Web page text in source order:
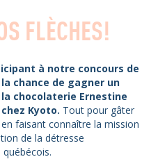
FLÈCHES!
à notre concours de
chance de gagner un
chocolaterie Ernestine
Kyoto. Tout pour gâter
faisant connaître la mission
de la détresse